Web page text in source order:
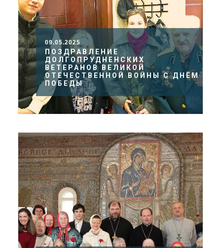
09.05.2025
ПОЗДРАВЛЕНИЕ
ДОЛГОПРУДНЕНСКИХ
ВЕТЕРАНОВ ВЕЛИКОЙ
ОТЕЧЕСТВЕННОЙ ВОЙНЫ С ДНЁМ
ПОБЕДЫ